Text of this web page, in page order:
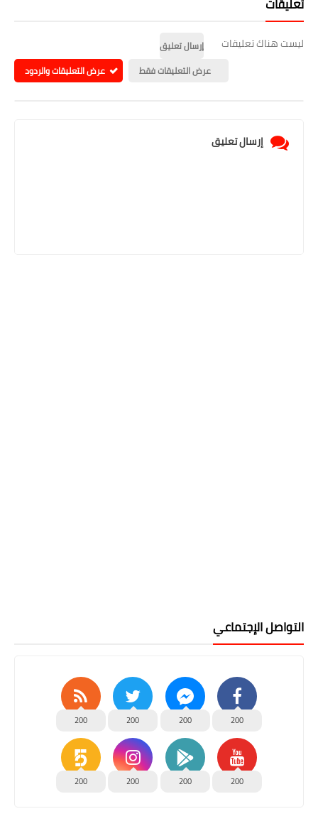
تعليقات
ليست هناك تعليقات
إرسال تعليق
عرض التعليقات فقط
عرض التعليقات والردود
إرسال تعليق
التواصل الإجتماعي
200
200
200
200
200
200
200
200